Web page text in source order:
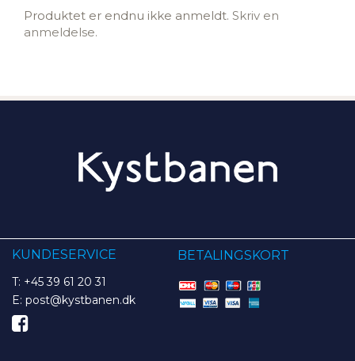
Produktet er endnu ikke anmeldt. Skriv en
anmeldelse.
KUNDESERVICE
T: +45 39 61 20 31
E: post@kystbanen.dk
BETALINGSKORT